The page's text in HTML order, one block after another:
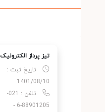
تیز پرداز الکترونیک
تاریخ ثبت :
1401/08/10
تلفن : 021-
88901205-6 -